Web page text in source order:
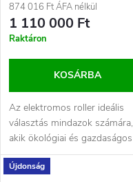
874 016 Ft ÁFA nélkül
1 110 000 Ft
Raktáron
KOSÁRBA
Az elektromos roller ideális
választás mindazok számára,
akik ökológiai és gazdaságos
módját keresik a városi...
Újdonság